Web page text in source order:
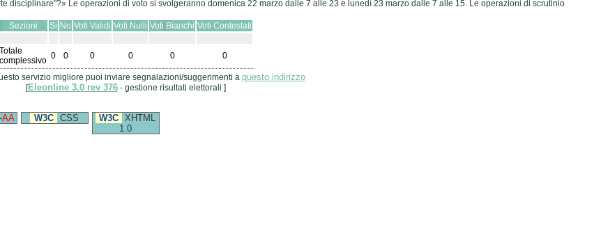
disciplinare"?» Le operazioni di voto si svolgeranno domenica 22 marzo dalle 7 alle 23 e lunedì 23 marzo dalle 7 alle 15. Le operazioni di scrutinio
Sezioni
Si No Voti Validi Voti Nulli Voti Bianchi Voti Contestati
Totale
complessivo 0 0 0 0 0 0
servizio migliore puoi inviare segnalazioni/suggerimenti a questo indirizzo
[Eleonline 3.0 rev 376- gestione risultati elettorali ]
AA W3C CSS W3C
XHTML
1.0